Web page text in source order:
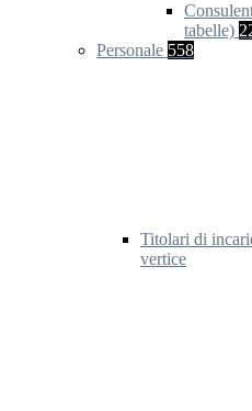
tabelle)
Personale 558
Titolari di
vertice